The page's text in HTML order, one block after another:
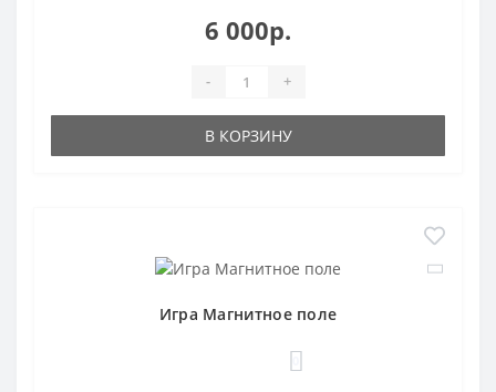
6 000р.
- +
В КОРЗИНУ
Игра Магнитное поле